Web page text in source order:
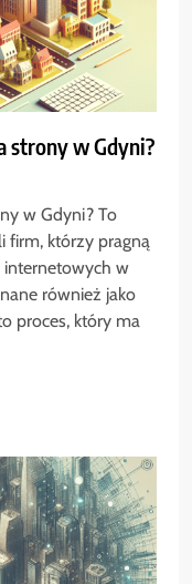
strony w Gdyni?
w Gdyni? To
firm, którzy pragną
internetowych w
również jako
proces, który ma